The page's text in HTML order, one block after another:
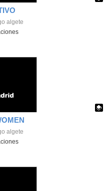
algete
algete